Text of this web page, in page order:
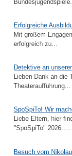
Bundesjugendspiele...
Erfolgreiche
Mit großem
erfolgreich zu...
Detektive an
Lieben Dank an die
Theateraufführung...
SpoSpiTo! Wir
Liebe Eltern, hier
"SpoSpiTo" 2026.....
Besuch vom